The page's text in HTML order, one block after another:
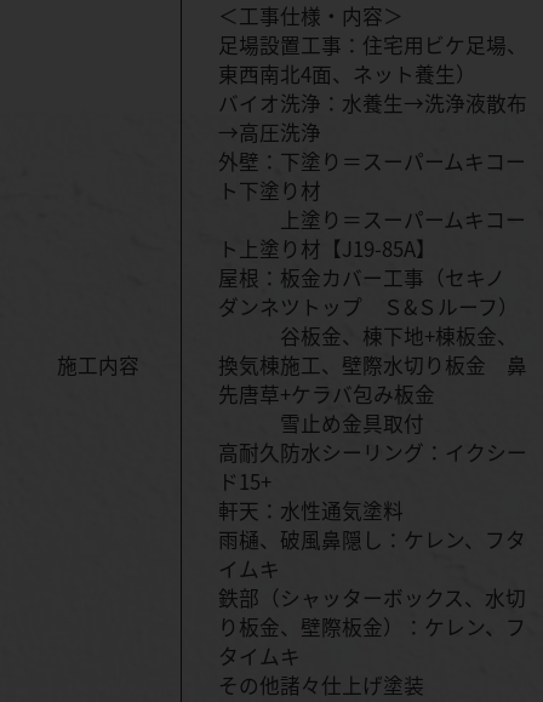
施工内容
＜工事仕様・内容＞
足場設置工事：住宅用ビケ足場、
東西南北4面、ネット養生）
バイオ洗浄：水養生→洗浄液散布
→高圧洗浄
外壁：下塗り＝スーパームキコー
ト下塗り材
上塗り＝スーパームキコー
ト上塗り材【J19-85A】
屋根：板金カバー工事（セキノ
ダンネツトップ Ｓ&Ｓルーフ）
谷板金、棟下地+棟板金、
換気棟施工、壁際水切り板金 鼻
先唐草+ケラバ包み板金
雪止め金具取付
高耐久防水シーリング：イクシー
ド15+
軒天：水性通気塗料
雨樋、破風鼻隠し：ケレン、フタ
イムキ
鉄部（シャッターボックス、水切
り板金、壁際板金）：ケレン、フ
タイムキ
その他諸々仕上げ塗装